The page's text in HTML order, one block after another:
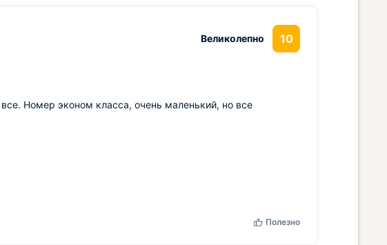
Великолепно 10
Номер эконом класса, очень маленький, но все
Полезно